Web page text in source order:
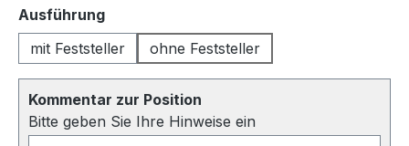
Ausführungauswählen
mit Feststeller
ohne Feststeller
Kommentar zur Position
Bitte geben Sie Ihre Hinweise ein